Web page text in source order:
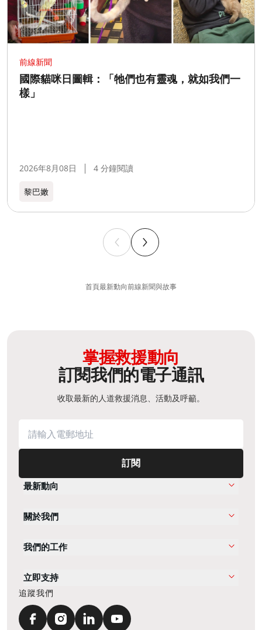
前線新聞
國際貓咪日圖輯：「牠們也有靈魂，就如我們一
樣」
2026年8月08日 4 分鐘閱讀
黎巴嫩​
首頁最新動向前線新聞與故事
掌握救援動向
訂閱我們的電子通訊
收取最新的人道救援消息、活動及呼籲。
訂閱
最新動向
關於我們
我們的工作
立即支持
追蹤我們